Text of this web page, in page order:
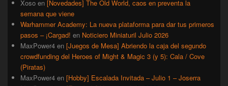
Xoso en [Novedades] The Old World, caos en preventa la
semana que viene
Warhammer Academy: La nueva plataforma para dar tus primeros
pasos – ¡Cargad! en Noticiero Miniaturil Julio 2026
MaxPower4 en [Juegos de Mesa] Abriendo la caja del segundo
crowdfunding del Heroes of Might & Magic 3 (y 5): Cala / Cove
(Piratas)
MaxPower4 en [Hobby] Escalada Invitada – Julio 1 – Joserra